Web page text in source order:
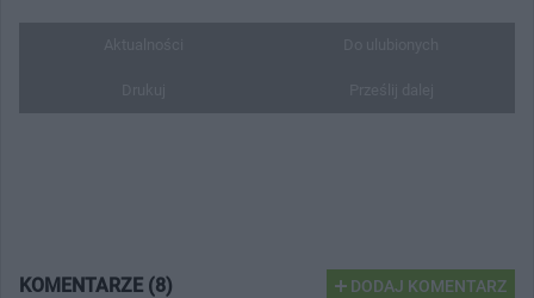
KOMENTARZE (8) DODAJ KOMENTARZ